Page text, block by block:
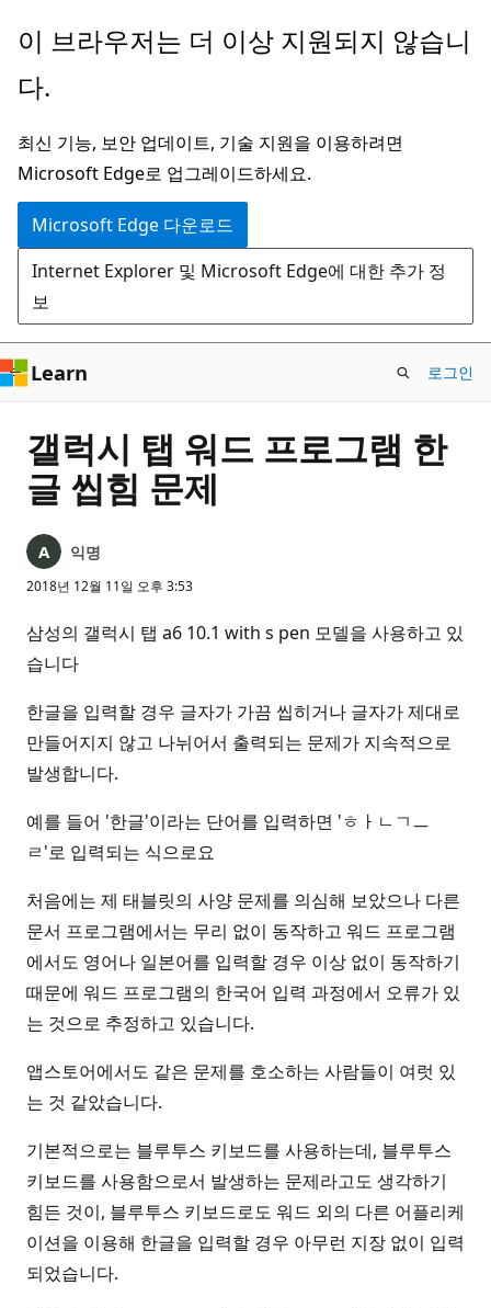
주
콘
츠
로
건
너
뛰
기
이 브라우저는 더 이상 지원되지 않습니
다.
최신 기능, 보안 업데이트, 기술 지원을 이용하려면
Microsoft Edge로 업그레이드하세요.
Microsoft Edge 다운로드
Internet Explorer 및 Microsoft Edge에 대한 추가 정
보
Learn 로그인
갤럭시 탭 워드 프로그램 한
글 씹힘 문제
익명
2018년 12월 11일 오후 3:53
삼성의 갤럭시 탭 a6 10.1 with s pen 모델을 사용하고 있
습니다
한글을 입력할 경우 글자가 가끔 씹히거나 글자가 제대로
만들어지지 않고 나뉘어서 출력되는 문제가 지속적으로
발생합니다.
예를 들어 '한글'이라는 단어를 입력하면 'ㅎㅏㄴㄱㅡ
ㄹ'로 입력되는 식으로요
처음에는 제 태블릿의 사양 문제를 의심해 보았으나 다른
문서 프로그램에서는 무리 없이 동작하고 워드 프로그램
에서도 영어나 일본어를 입력할 경우 이상 없이 동작하기
때문에 워드 프로그램의 한국어 입력 과정에서 오류가 있
는 것으로 추정하고 있습니다.
앱스토어에서도 같은 문제를 호소하는 사람들이 여럿 있
는 것 같았습니다.
기본적으로는 블루투스 키보드를 사용하는데, 블루투스
키보드를 사용함으로서 발생하는 문제라고도 생각하기
힘든 것이, 블루투스 키보드로도 워드 외의 다른 어플리케
이션을 이용해 한글을 입력할 경우 아무런 지장 없이 입력
되었습니다.